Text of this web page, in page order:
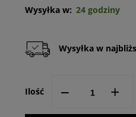
Wysyłka w: 24 godziny
Wysyłka w
Ilość -- +